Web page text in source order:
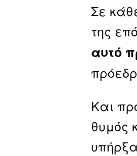
Σε
της
αυτό
Και
θυμός